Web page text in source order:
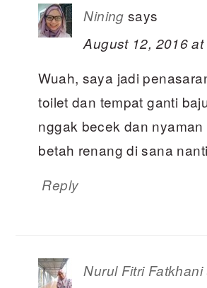
Nining says
August 12, 2016
Wuah, saya jadi
toilet dan tempat ganti
nggak becek dan nyaman
betah renang di sana
Reply
Nurul Fitri Fatkhani